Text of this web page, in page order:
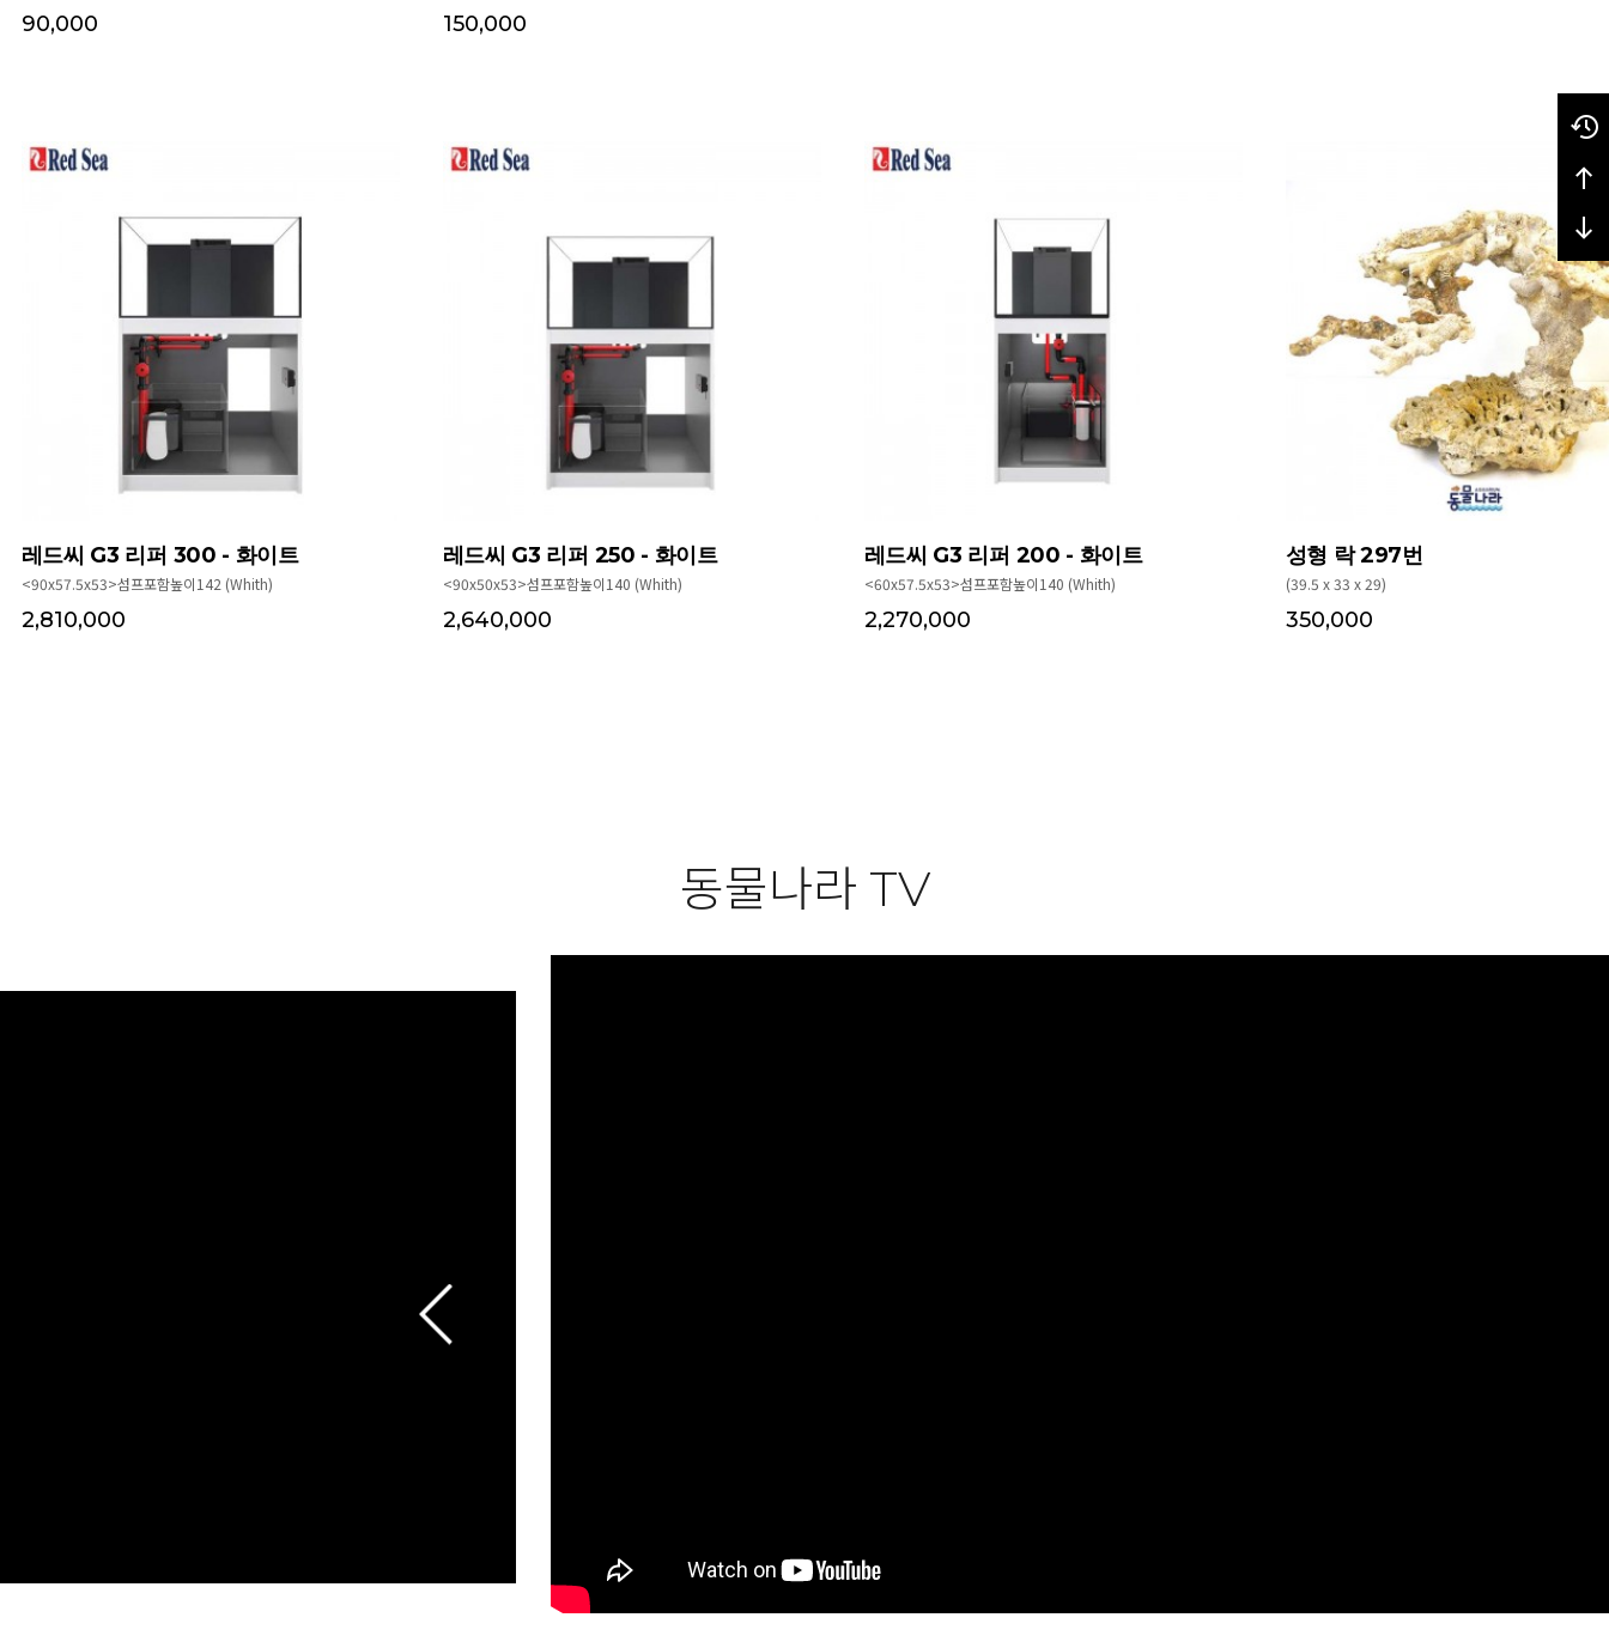
90,000
150,000
레드씨 G3 리퍼 300 - 화이트
<90x57.5x53>섬프포함높이142 (Whith)
2,810,000
레드씨 G3 리퍼 250 - 화이트
<90x50x53>섬프포함높이140 (Whith)
2,640,000
레드씨 G3 리퍼 200 - 화이트
<60x57.5x53>섬프포함높이140 (Whith)
2,270,000
성형 락 297번
(39.5 x 33 x 29)
350,000
동물나라 TV